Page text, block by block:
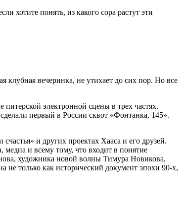
хотите понять, из какого сора растут эти
вечеринка, не утихает до сих пор. Но все
электронной сцены в трех частях.
первый в России сквот «Фонтанка, 145».
и других проектах Хааса и его друзей.
и всему тому, что входит в понятие
художника новой волны Тимура Новикова,
не только как исторический документ эпохи 90-х,